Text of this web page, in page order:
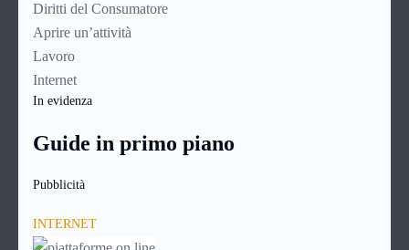
Diritti del Consumatore
Aprire un’attività
Lavoro
Internet
In evidenza
Guide in primo piano
Pubblicità
INTERNET